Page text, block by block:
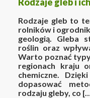
Rodzaje gleb to
rolników i
geologią. Gleba
roślin oraz
Warto poznać
regionach kraju
chemiczne.
dopasować
rodzaju gleby, co